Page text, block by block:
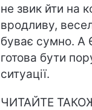
не звик йти на
вродливу,
буває сумно. А
готова бути
ситуації.
ЧИТАЙТЕ